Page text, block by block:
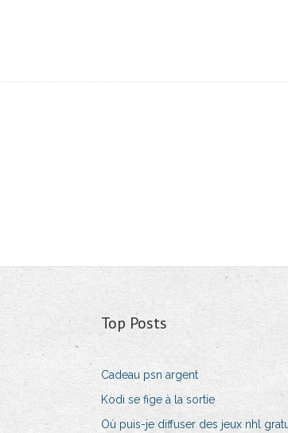
Top Posts
Cadeau psn argent
Kodi se fige à la sortie
Où puis-je diffuser des jeux nhl